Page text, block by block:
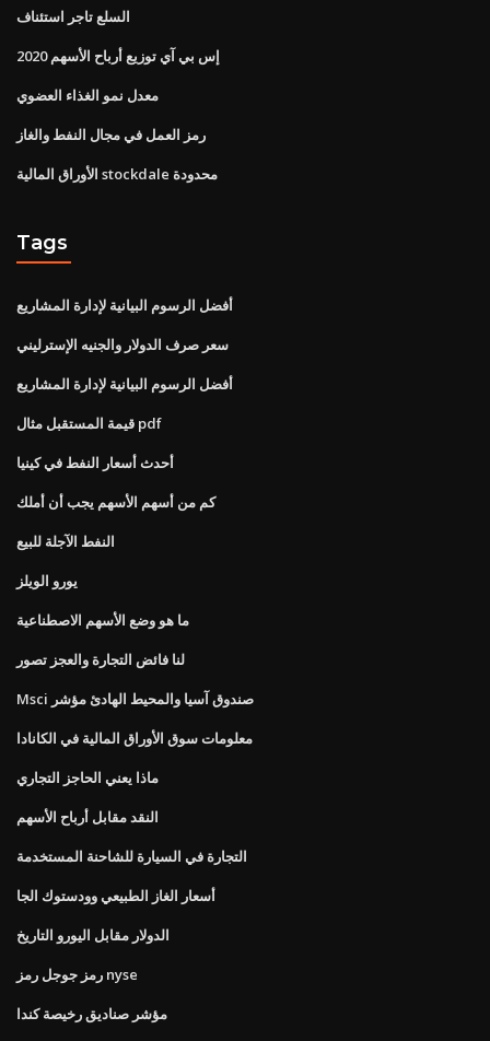
السلع تاجر استئناف
إس بي آي توزيع أرباح الأسهم 2020
معدل نمو الغذاء العضوي
رمز العمل في مجال النفط والغاز
الأوراق المالية stockdale محدودة
Tags
أفضل الرسوم البيانية لإدارة المشاريع
سعر صرف الدولار والجنيه الإسترليني
أفضل الرسوم البيانية لإدارة المشاريع
قيمة المستقبل مثال pdf
أحدث أسعار النفط في كينيا
كم من أسهم الأسهم يجب أن أملك
النفط الآجلة للبيع
يورو الويلز
ما هو وضع الأسهم الاصطناعية
لنا فائض التجارة والعجز تصور
Msci صندوق آسيا والمحيط الهادئ مؤشر
معلومات سوق الأوراق المالية في الكانادا
ماذا يعني الحاجز التجاري
النقد مقابل أرباح الأسهم
التجارة في السيارة للشاحنة المستخدمة
أسعار الغاز الطبيعي وودستوك الجا
الدولار مقابل اليورو التاريخ
رمز جوجل رمز nyse
مؤشر صناديق رخيصة كندا